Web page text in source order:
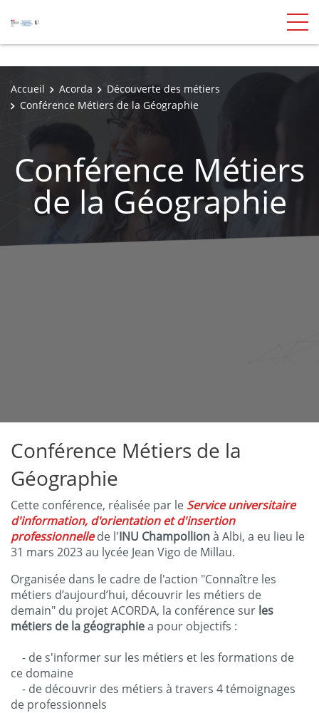
Accueil Acorda
Découverte des métiers
Conférence Métiers de la Géographie
Conférence Métiers
de la Géographie
Conférence Métiers de la
Géographie
Cette conférence, réalisée par le Service universitaire
d'information, d'orientation et d'insertion
professionnellede l'INU Champollionà Albi, a eu lieu le
31 mars 2023 au lycée Jean Vigo de Millau.
Organisée dans le cadre de l'action "Connaître les
métiers d’aujourd’hui, découvrir les métiers de
demain" du projet ACORDA, la conférence sur les
métiers de la géographiea pour objectifs :
- de s'informer sur les métiers et les formations de
ce domaine
- de découvrir des métiers à travers 4 témoignages
de professionnels